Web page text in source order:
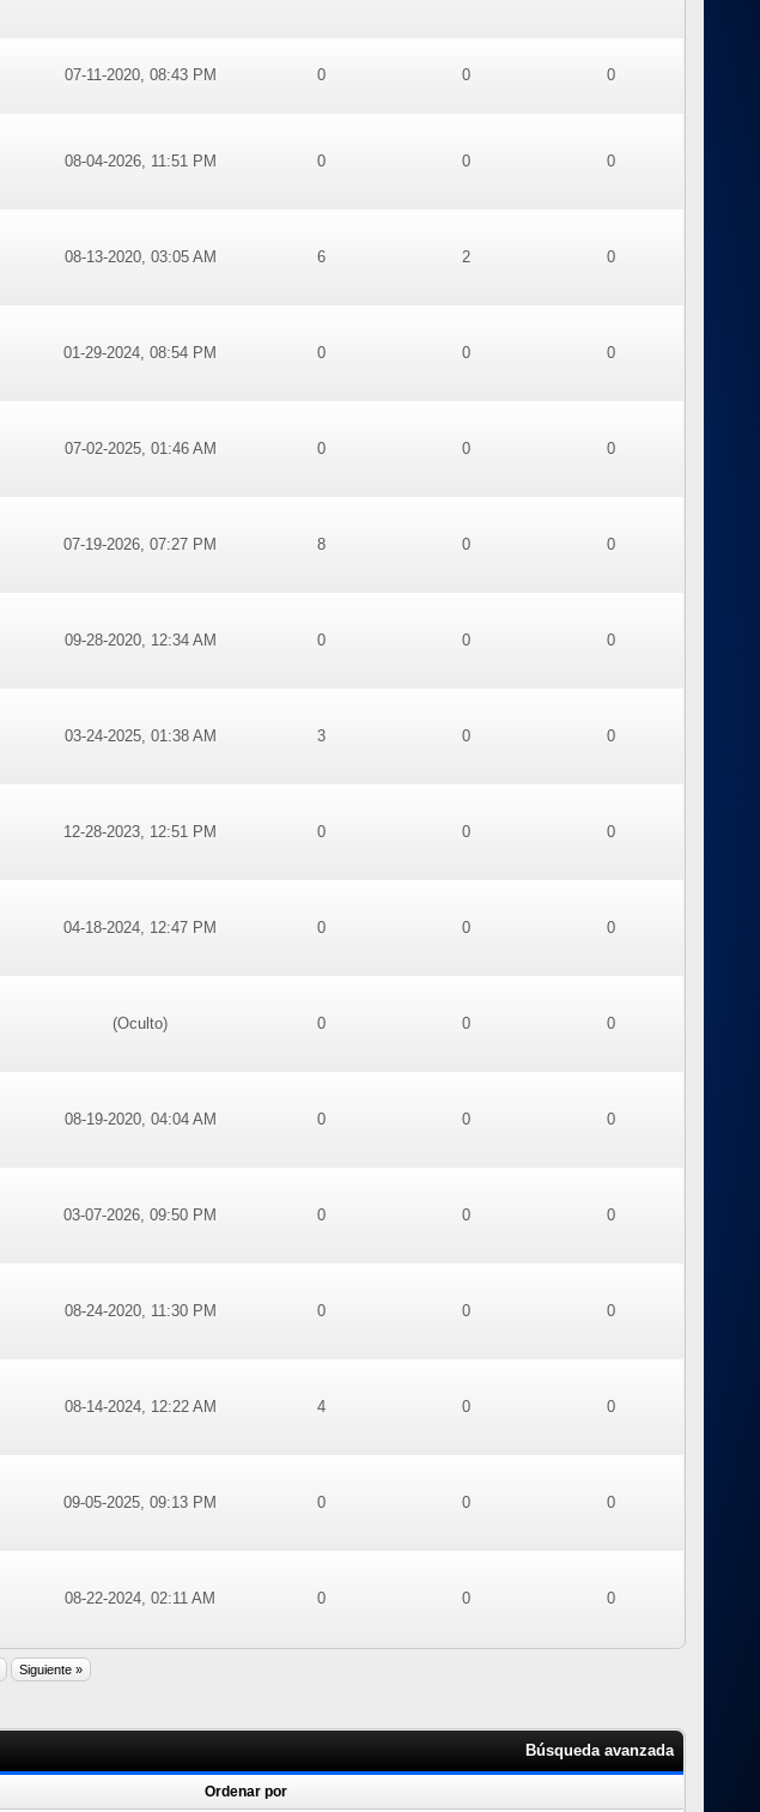
07-11-2020, 08:43 PM 0 0 0
08-04-2026, 11:51 PM 0 0 0
08-13-2020, 03:05 AM 6 2 0
01-29-2024, 08:54 PM 0 0 0
07-02-2025, 01:46 AM 0 0 0
07-19-2026, 07:27 PM 8 0 0
09-28-2020, 12:34 AM 0 0 0
03-24-2025, 01:38 AM 3 0 0
12-28-2023, 12:51 PM 0 0 0
04-18-2024, 12:47 PM 0 0 0
(Oculto) 0 0 0
08-19-2020, 04:04 AM 0 0 0
03-07-2026, 09:50 PM 0 0 0
08-24-2020, 11:30 PM 0 0 0
08-14-2024, 12:22 AM 4 0 0
09-05-2025, 09:13 PM 0 0 0
08-22-2024, 02:11 AM 0 0 0
Siguiente »
Búsqueda avanzada
Ordenar por